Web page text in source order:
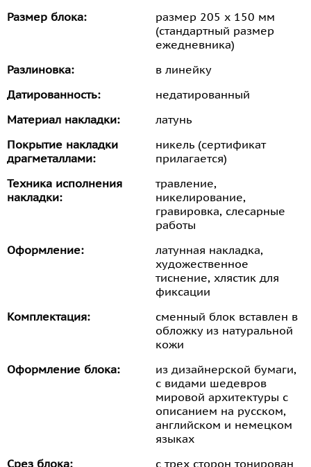
Размер блока:
размер 205 х 150 мм
(стандартный размер
ежедневника)
Разлиновка:
в линейку
Датированность:
недатированный
Материал накладки:
латунь
Покрытие накладки
драгметаллами:
никель (сертификат
прилагается)
Техника исполнения
накладки:
травление,
никелирование,
гравировка, слесарные
работы
Оформление:
латунная накладка,
художественное
тиснение, хлястик для
фиксации
Комплектация:
сменный блок вставлен в
обложку из натуральной
кожи
Оформление блока:
из дизайнерской бумаги,
с видами шедевров
мировой архитектуры с
описанием на русском,
английском и немецком
языках
Срез блока:
с трех сторон тонирован